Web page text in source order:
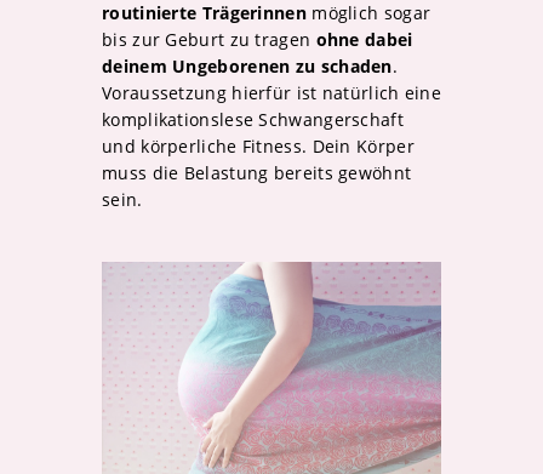
routinierte Trägerinnenmöglich sogar
bis zur Geburt zu tragen ohne dabei
deinem Ungeborenen zu schaden.
Voraussetzung hierfür ist natürlich eine
komplikationslese Schwangerschaft
und körperliche Fitness. Dein Körper
muss die Belastung bereits gewöhnt
sein.